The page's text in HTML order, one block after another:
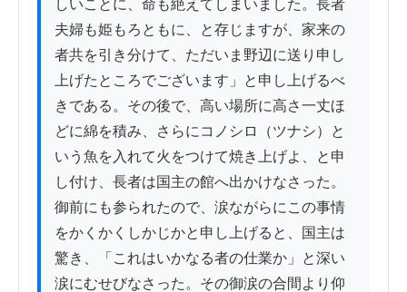
しいことに、命も絶えてしまいました。長者
夫婦も姫もろともに、と存じますが、家来の
者共を引き分けて、ただいま野辺に送り申し
上げたところでございます」と申し上げるべ
きである。その後で、高い場所に高さ一丈ほ
どに綿を積み、さらにコノシロ（ツナシ）と
いう魚を入れて火をつけて焼き上げよ、と申
し付け、長者は国主の館へ出かけなさった。
御前にも参られたので、涙ながらにこの事情
をかくかくしかじかと申し上げると、国主は
驚き、「これはいかなる者の仕業か」と深い
涙にむせびなさった。その御涙の合間より仰